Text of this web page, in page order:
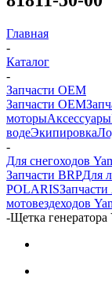
Главная
-
Каталог
-
Запчасти OEM
Запчасти OEM
моторыАксессуары
водеЭкипировка
-
Для снегоходов
Запчасти BRPДля
POLARIS
мотовездеходов
-Щетка